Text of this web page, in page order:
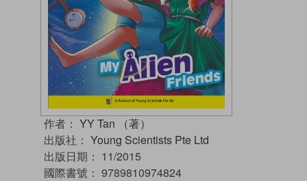
作者： YY Tan （著）
出版社： Young Scientists Pte Ltd
出版日期： 11/2015
國際書號： 9789810974824